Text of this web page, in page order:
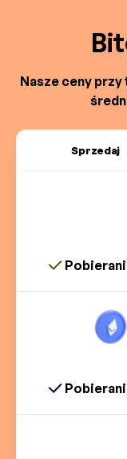
Nasze ceny przy
Sprzedaj